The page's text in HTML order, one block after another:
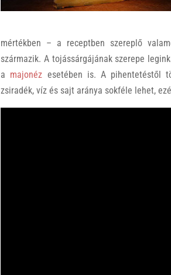
mértékben – a receptben szereplő
származik. A tojássárgájának szerepe
a majonéz esetében is. A pihentetéstől
zsiradék, víz és sajt aránya sokféle lehet,